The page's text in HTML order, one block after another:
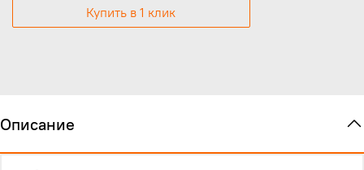
Купить в 1 клик
Описание